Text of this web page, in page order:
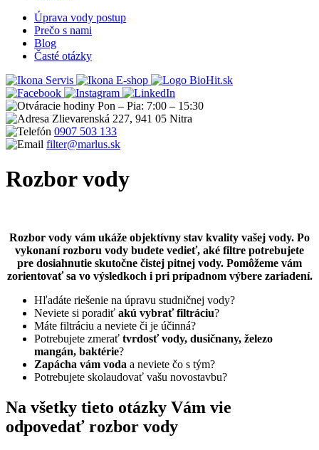
Úprava vody postup
Prečo s nami
Blog
Časté otázky
Servis
E-shop
Pon – Pia: 7:00 – 15:30
Zlievarenská 227, 941 05 Nitra
0907 503 133
filter@marlus.sk
Rozbor vody
Rozbor vody vám ukáže objektívny stav kvality vašej vody. Po
vykonaní rozboru vody budete vedieť, aké filtre potrebujete
pre dosiahnutie skutočne čistej pitnej vody. Pomôžeme vám
zorientovať sa vo výsledkoch i pri prípadnom výbere zariadení.
Hľadáte riešenie na úpravu studničnej vody?
Neviete si poradiť akú vybrať filtráciu?
Máte filtráciu a neviete či je účinná?
Potrebujete zmerať tvrdosť vody, dusičnany, železo
mangán, baktérie?
Zapácha vám voda a neviete čo s tým?
Potrebujete skolaudovať vašu novostavbu?
Na všetky tieto otázky Vám vie
odpovedať rozbor vody